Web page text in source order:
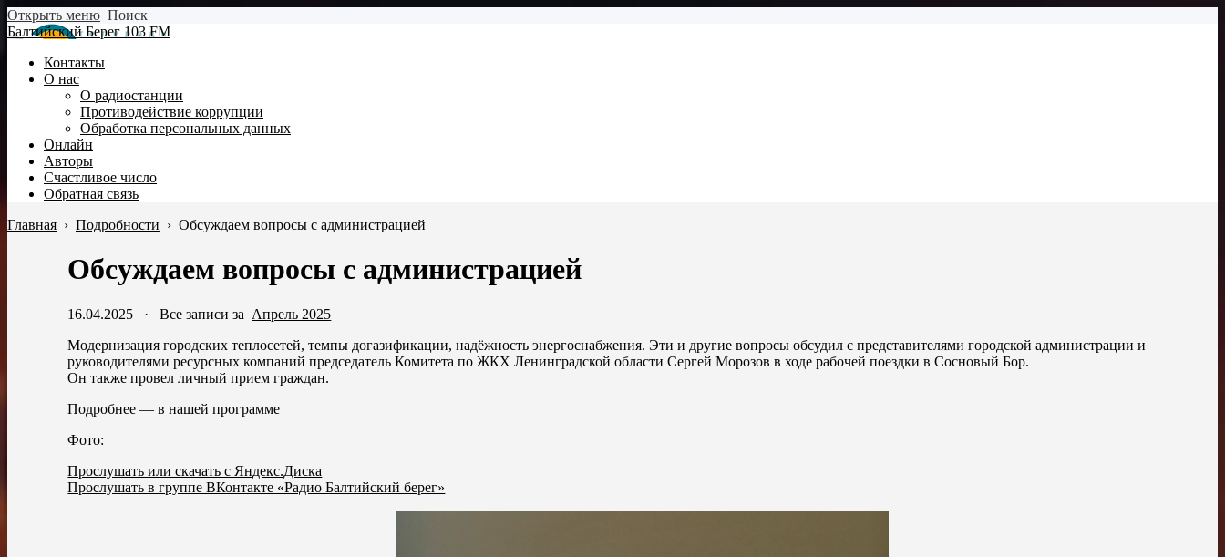
Открыть меню Поиск
Балтийский Берег 103 FM
Контакты
О нас
О радиостанции
Противодействие коррупции
Обработка персональных данных
Онлайн
Авторы
Счастливое число
Обратная связь
Главная › Подробности › Обсуждаем вопросы с администрацией
Обсуждаем вопросы с администрацией
16.04.2025 ·Все записи за Апрель 2025
Модернизация городских теплосетей, темпы догазификации, надёжность энергоснабжения. Эти и другие вопросы обсудил с представителями городской администрации и
руководителями ресурсных компаний председатель Комитета по ЖКХ Ленинградской области Сергей Морозов в ходе рабочей поездки в Сосновый Бор.
Он также провел личный прием граждан.
Подробнее — в нашей программе
Фото:
Прослушать или скачать с Яндекс.Диска
Прослушать в группе ВКонтакте «Радио Балтийский берег»